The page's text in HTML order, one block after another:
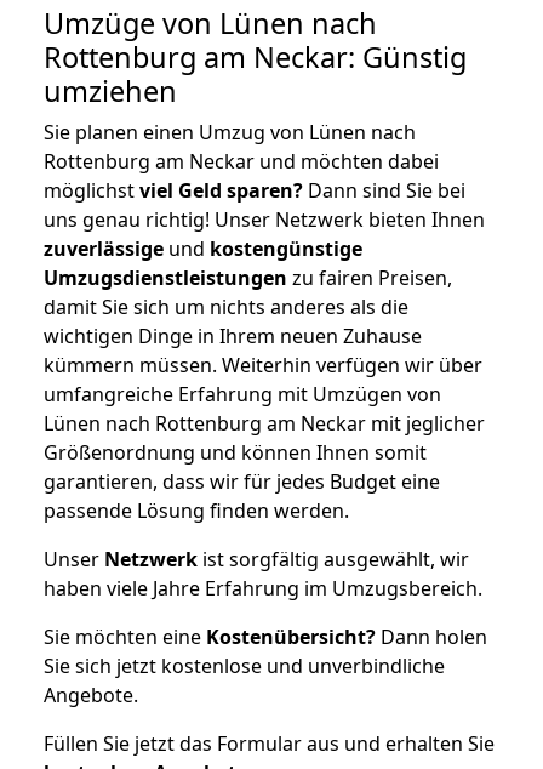
Umzüge von Lünen nach
Rottenburg am Neckar: Günstig
umziehen
Sie planen einen Umzug von Lünen nach
Rottenburg am Neckar und möchten dabei
möglichstviel Geld sparen? Dann sind Sie bei
uns genau richtig! Unser Netzwerk bieten Ihnen
zuverlässige und kostengünstige
Umzugsdienstleistungen zu fairen Preisen,
damit Sie sich um nichts anderes als die
wichtigen Dinge in Ihrem neuen Zuhause
kümmern müssen. Weiterhin verfügen wir über
umfangreiche Erfahrung mit Umzügen von
Lünen nach Rottenburg am Neckar mit jeglicher
Größenordnung und können Ihnen somit
garantieren, dass wir für jedes Budget eine
passende Lösung finden werden.
Unser Netzwerk ist sorgfältig ausgewählt, wir
haben viele Jahre Erfahrung im Umzugsbereich.
Sie möchten eine Kostenübersicht? Dann holen
Sie sich jetzt kostenlose und unverbindliche
Angebote.
Füllen Sie jetzt das Formular aus und erhalten Sie